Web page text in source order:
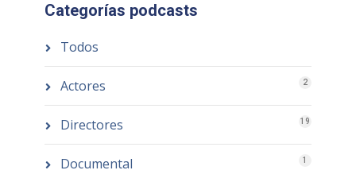
Categorías podcasts
Todos
Actores 2
Directores 19
Documental 1